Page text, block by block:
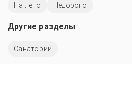
На лето
Недорого
Другие разделы
Санатории